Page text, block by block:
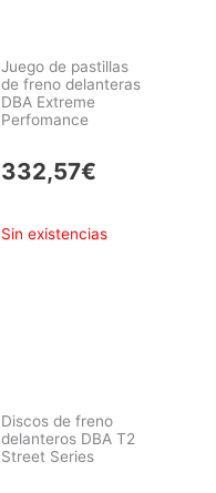
Juego de pastillas
de freno delanteras
DBA Extreme
Perfomance
332,57€
Sin existencias
Discos de freno
delanteros DBA T2
Street Series